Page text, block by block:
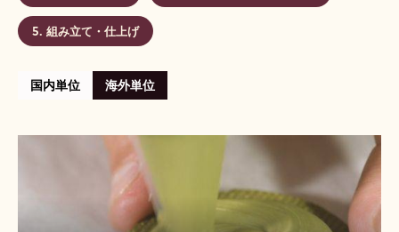
組み立て・仕上げ
国内単位 海外単位